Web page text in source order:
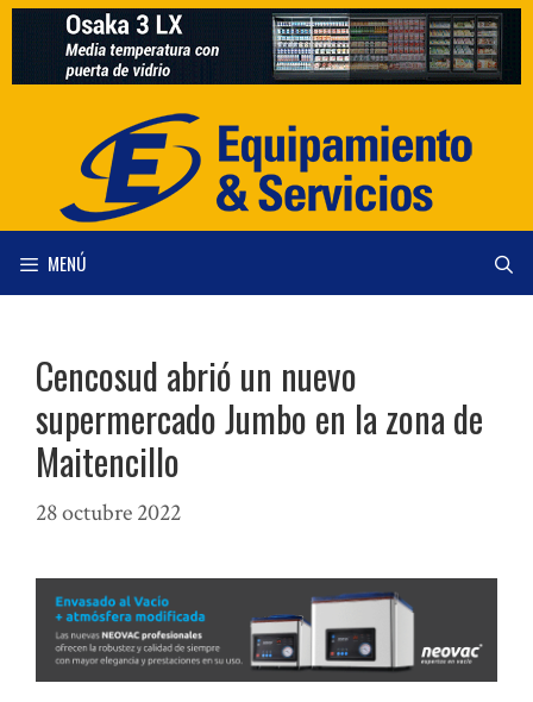
Saltar
contenido
MENÚ
Cencosud abrió un nuevo
supermercado Jumbo en la zona de
Maitencillo
28 octubre 2022